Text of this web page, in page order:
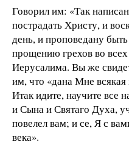
Говорил им: «Так
пострадать Христу, и
день, и проповедану
прощению грехов во
Иерусалима. Вы же
им, что «дана Мне всякая
Итак идите, научите все
и Сына и Святаго Духа,
повелел вам; и се, Я с
века».